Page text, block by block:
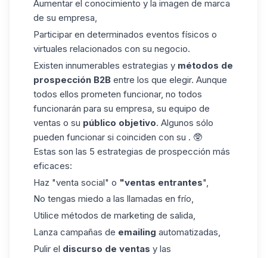
Aumentar el conocimiento y la imagen de marca
de su empresa,
Participar en determinados eventos físicos o
virtuales relacionados con su negocio.
Existen innumerables estrategias y métodos de
prospección B2B entre los que elegir. Aunque
todos ellos prometen funcionar, no todos
funcionarán para su empresa, su equipo de
ventas o su público objetivo. Algunos sólo
pueden funcionar si coinciden con su . 🥸
Estas son las 5 estrategias de prospección más
eficaces:
Haz "venta social" o "ventas entrantes",
No tengas miedo a las llamadas en frío,
Utilice métodos de marketing de salida,
Lanza campañas de emailing automatizadas,
Pulir el discurso de ventas y las